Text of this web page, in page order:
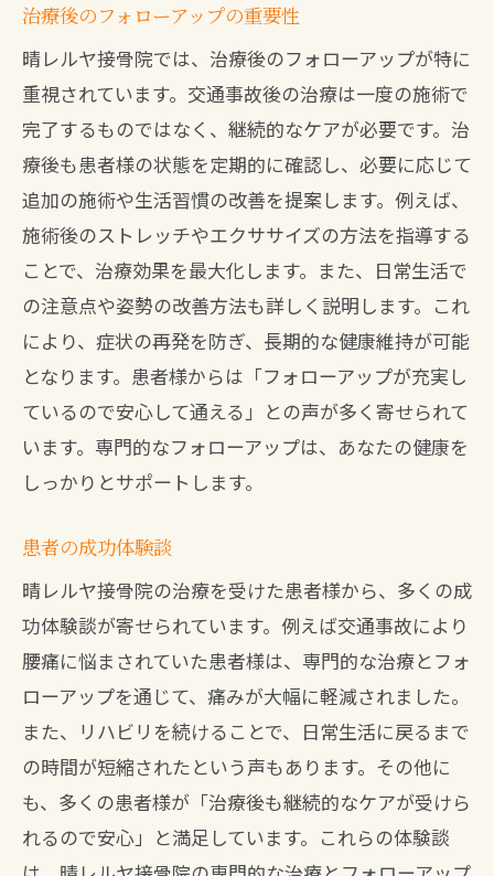
治療後のフォローアップの重要性
晴レルヤ接骨院では、治療後のフォローアップが特に
重視されています。交通事故後の治療は一度の施術で
完了するものではなく、継続的なケアが必要です。治
療後も患者様の状態を定期的に確認し、必要に応じて
追加の施術や生活習慣の改善を提案します。例えば、
施術後のストレッチやエクササイズの方法を指導する
ことで、治療効果を最大化します。また、日常生活で
の注意点や姿勢の改善方法も詳しく説明します。これ
により、症状の再発を防ぎ、長期的な健康維持が可能
となります。患者様からは「フォローアップが充実し
ているので安心して通える」との声が多く寄せられて
います。専門的なフォローアップは、あなたの健康を
しっかりとサポートします。
患者の成功体験談
晴レルヤ接骨院の治療を受けた患者様から、多くの成
功体験談が寄せられています。例えば交通事故により
腰痛に悩まされていた患者様は、専門的な治療とフォ
ローアップを通じて、痛みが大幅に軽減されました。
また、リハビリを続けることで、日常生活に戻るまで
の時間が短縮されたという声もあります。その他に
も、多くの患者様が「治療後も継続的なケアが受けら
れるので安心」と満足しています。これらの体験談